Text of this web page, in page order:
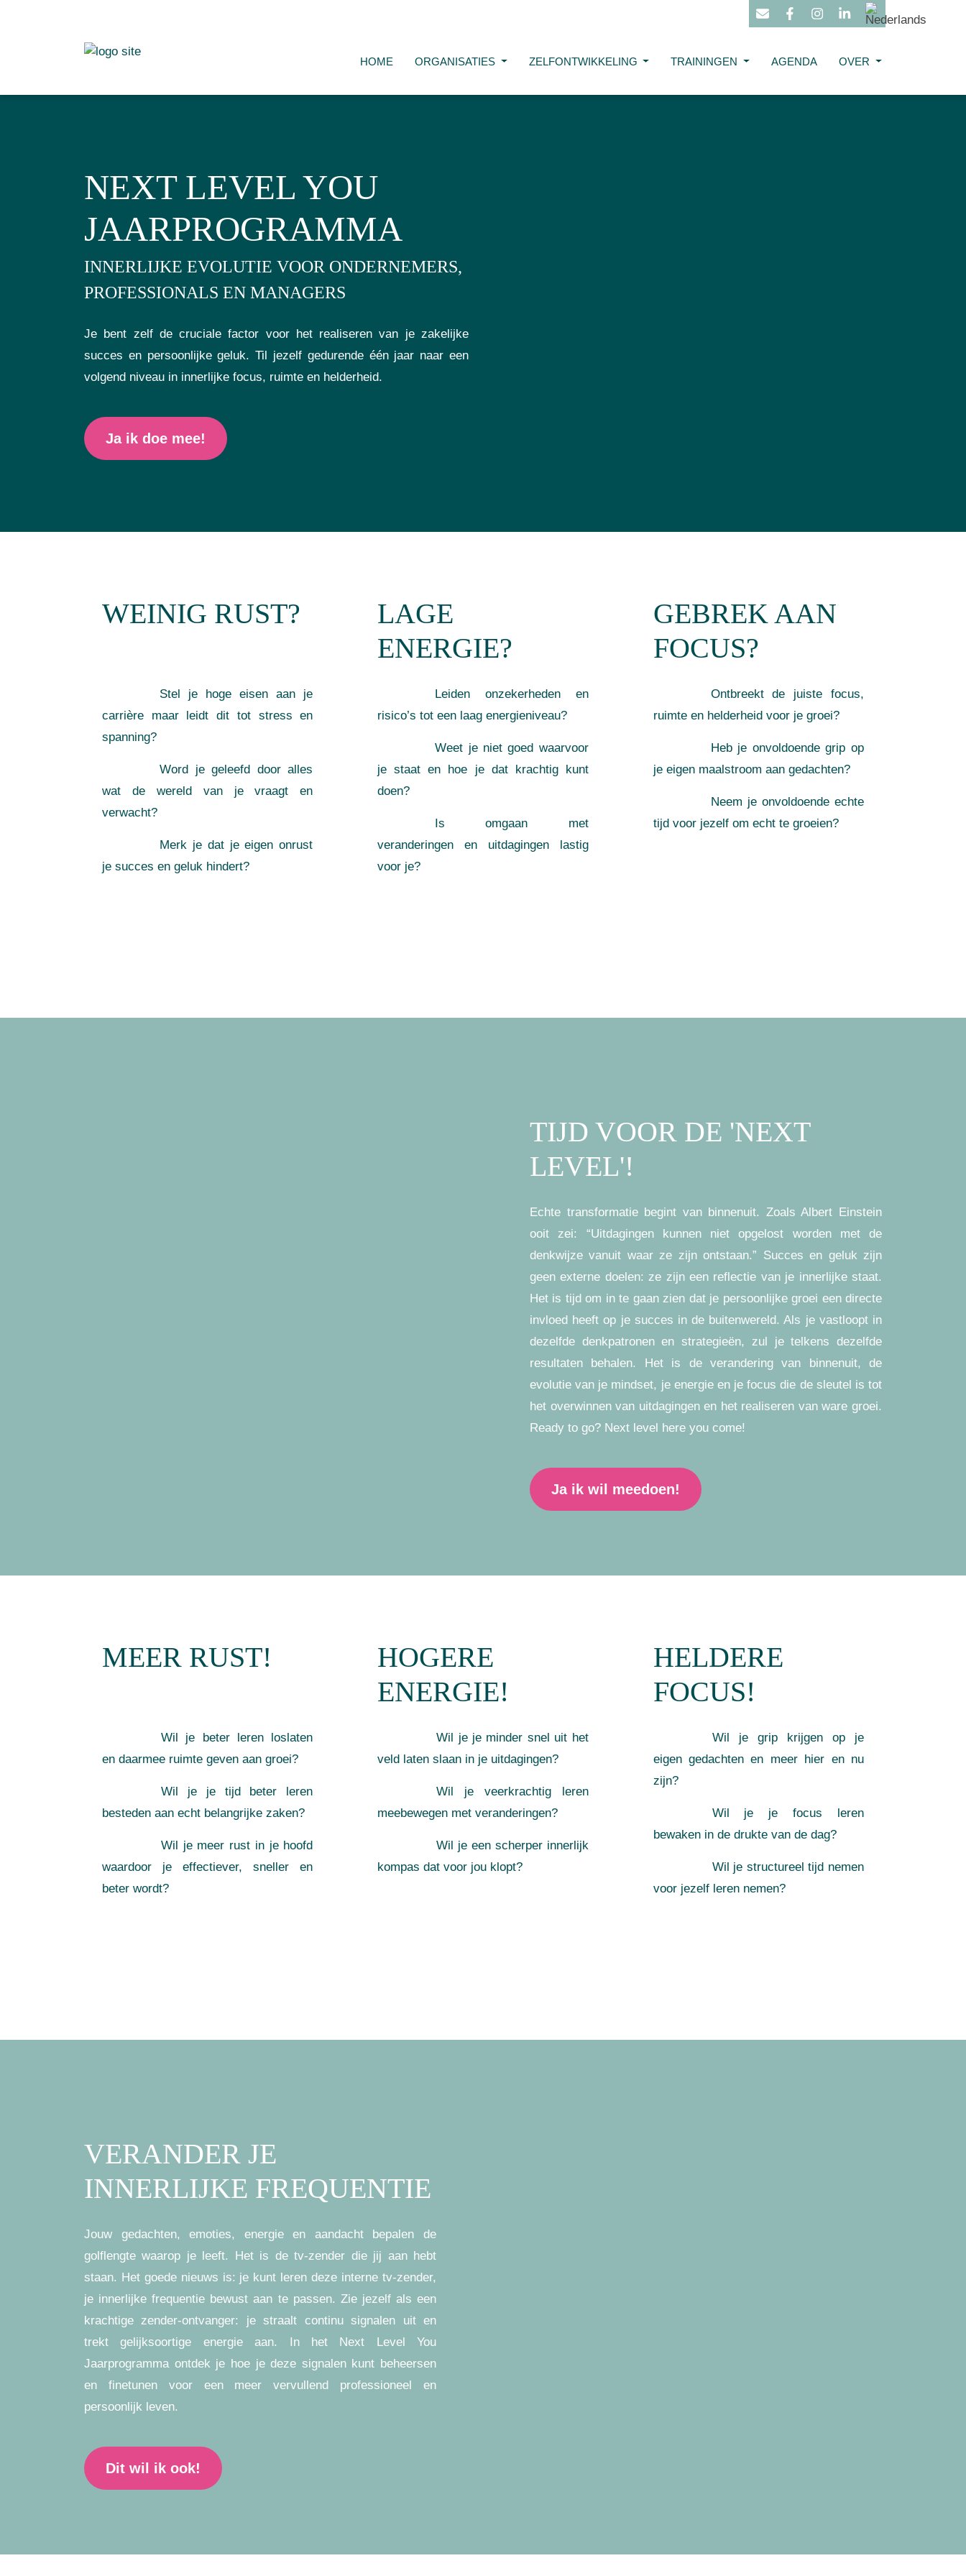
HOME ORGANISATIES ZELFONTWIKKELING TRAININGEN AGENDA OVER
NEXT LEVEL YOU
JAARPROGRAMMA
INNERLIJKE EVOLUTIE VOOR ONDERNEMERS,
PROFESSIONALS EN MANAGERS
Je bent zelf de cruciale factor voor het realiseren van je zakelijke
succes en persoonlijke geluk. Til jezelf gedurende één jaar naar een
volgend niveau in innerlijke focus, ruimte en helderheid.
Ja ik doe mee!
WEINIG RUST?
Stel je hoge eisen aan je
carrière maar leidt dit tot stress en
spanning?
Word je geleefd door alles
wat de wereld van je vraagt en
verwacht?
Merk je dat je eigen onrust
je succes en geluk hindert?
LAGE
ENERGIE?
Leiden onzekerheden en
risico’s tot een laag energieniveau?
Weet je niet goed waarvoor
je staat en hoe je dat krachtig kunt
doen?
Is omgaan met
veranderingen en uitdagingen lastig
voor je?
GEBREK AAN
FOCUS?
Ontbreekt de juiste focus,
ruimte en helderheid voor je groei?
Heb je onvoldoende grip op
je eigen maalstroom aan gedachten?
Neem je onvoldoende echte
tijd voor jezelf om echt te groeien?
TIJD VOOR DE 'NEXT
LEVEL'!
Echte transformatie begint van binnenuit. Zoals Albert Einstein
ooit zei: “Uitdagingen kunnen niet opgelost worden met de
denkwijze vanuit waar ze zijn ontstaan.” Succes en geluk zijn
geen externe doelen: ze zijn een reflectie van je innerlijke staat.
Het is tijd om in te gaan zien dat je persoonlijke groei een directe
invloed heeft op je succes in de buitenwereld. Als je vastloopt in
dezelfde denkpatronen en strategieën, zul je telkens dezelfde
resultaten behalen. Het is de verandering van binnenuit, de
evolutie van je mindset, je energie en je focus die de sleutel is tot
het overwinnen van uitdagingen en het realiseren van ware groei.
Ready to go? Next level here you come!
Ja ik wil meedoen!
MEER RUST!
Wil je beter leren loslaten
en daarmee ruimte geven aan groei?
Wil je je tijd beter leren
besteden aan echt belangrijke zaken?
Wil je meer rust in je hoofd
waardoor je effectiever, sneller en
beter wordt?
HOGERE
ENERGIE!
Wil je je minder snel uit het
veld laten slaan in je uitdagingen?
Wil je veerkrachtig leren
meebewegen met veranderingen?
Wil je een scherper innerlijk
kompas dat voor jou klopt?
HELDERE
FOCUS!
Wil je grip krijgen op je
eigen gedachten en meer hier en nu
zijn?
Wil je je focus leren
bewaken in de drukte van de dag?
Wil je structureel tijd nemen
voor jezelf leren nemen?
VERANDER JE
INNERLIJKE FREQUENTIE
Jouw gedachten, emoties, energie en aandacht bepalen de
golflengte waarop je leeft. Het is de tv-zender die jij aan hebt
staan. Het goede nieuws is: je kunt leren deze interne tv-zender,
je innerlijke frequentie bewust aan te passen. Zie jezelf als een
krachtige zender-ontvanger: je straalt continu signalen uit en
trekt gelijksoortige energie aan. In het Next Level You
Jaarprogramma ontdek je hoe je deze signalen kunt beheersen
en finetunen voor een meer vervullend professioneel en
persoonlijk leven.
Dit wil ik ook!